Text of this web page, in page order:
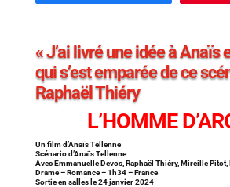
« J’ai livré une idée à Anaïs
qui s’est emparée de ce
Raphaël Thiéry
L’HOMME
Un film d’Anaïs Tellenne
Scénario d’Anaïs Tellenne
Avec Emmanuelle Devos, Raphaël Thiéry, Mireille
Drame – Romance – 1h34 – France
Sortie en salles le 24 janvier 2024